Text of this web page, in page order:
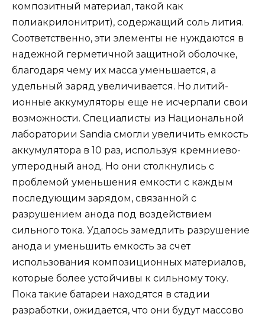
композитный материал, такой как
полиакрилонитрит), содержащий соль лития.
Соответственно, эти элементы не нуждаются в
надежной герметичной защитной оболочке,
благодаря чему их масса уменьшается, а
удельный заряд увеличивается. Но литий-
ионные аккумуляторы еще не исчерпали свои
возможности. Специалисты из Национальной
лаборатории Sandia смогли увеличить емкость
аккумулятора в 10 раз, используя кремниево-
углеродный анод. Но они столкнулись с
проблемой уменьшения емкости с каждым
последующим зарядом, связанной с
разрушением анода под воздействием
сильного тока. Удалось замедлить разрушение
анода и уменьшить емкость за счет
использования композиционных материалов,
которые более устойчивы к сильному току.
Пока такие батареи находятся в стадии
разработки, ожидается, что они будут массово